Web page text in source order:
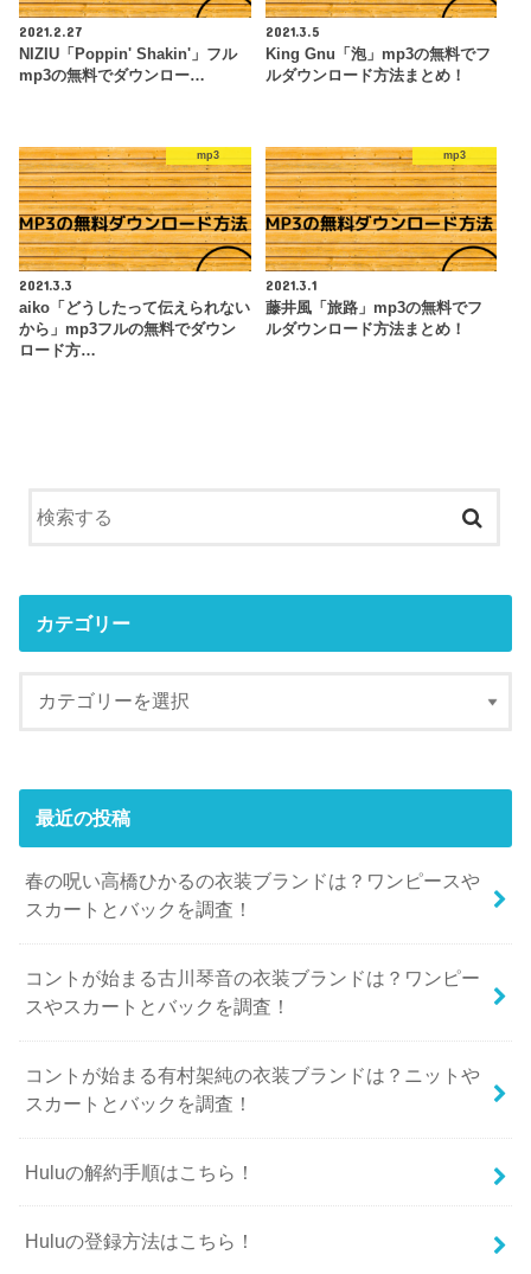
2021.2.27
NIZIU「Poppin' Shakin'」フル
mp3の無料でダウンロー…
2021.3.5
King Gnu「泡」mp3の無料でフ
ルダウンロード方法まとめ！
mp3
2021.3.3
aiko「どうしたって伝えられない
から」mp3フルの無料でダウン
ロード方…
mp3
2021.3.1
藤井風「旅路」mp3の無料でフ
ルダウンロード方法まとめ！
カテゴリー
最近の投稿
春の呪い高橋ひかるの衣装ブランドは？ワンピースや
スカートとバックを調査！
コントが始まる古川琴音の衣装ブランドは？ワンピー
スやスカートとバックを調査！
コントが始まる有村架純の衣装ブランドは？ニットや
スカートとバックを調査！
Huluの解約手順はこちら！
Huluの登録方法はこちら！